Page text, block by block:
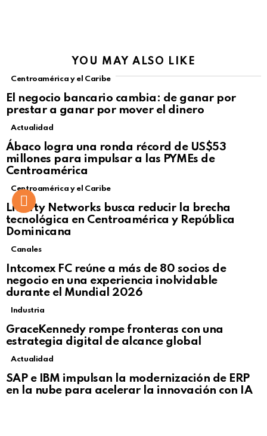
YOU MAY ALSO LIKE
Centroamérica y el Caribe
El negocio bancario cambia: de ganar por
prestar a ganar por mover el dinero
Not Safe For Work
Click to view this post
Actualidad
Ábaco logra una ronda récord de US$53
millones para impulsar a las PYMEs de
Centroamérica
Centroamérica y el Caribe
Liberty Networks busca reducir la brecha
tecnológica en Centroamérica y República
Dominicana
Canales
Intcomex FC reúne a más de 80 socios de
negocio en una experiencia inolvidable
durante el Mundial 2026
Industria
GraceKennedy rompe fronteras con una
estrategia digital de alcance global
Not Safe For Work
Click to view this post
Actualidad
SAP e IBM impulsan la modernización de ERP
en la nube para acelerar la innovación con IA